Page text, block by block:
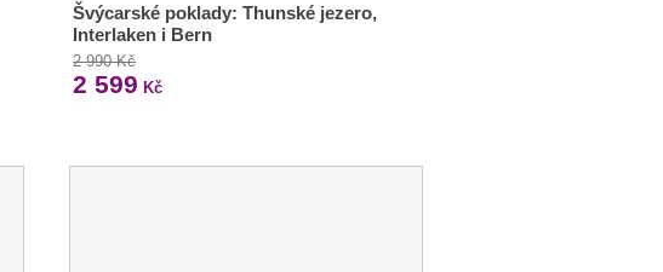
Švýcarské poklady: Thunské jezero,
Interlaken i Bern
2 990 Kč
2 599 Kč